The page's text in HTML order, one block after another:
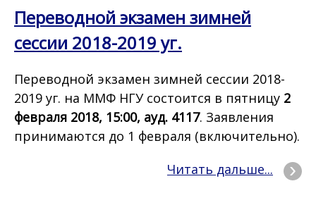
Переводной экзамен зимней
сессии 2018-2019 уг.
Переводной экзамен зимней сессии 2018-
2019 уг. на ММФ НГУ состоится в пятницу 2
февраля 2018, 15:00, ауд. 4117. Заявления
принимаются до 1 февраля (включительно).
Читать дальше...